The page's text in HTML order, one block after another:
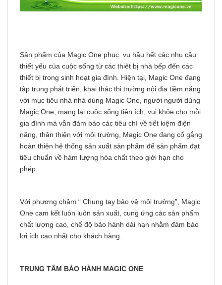
Sản phẩm của Magic One phục vụ hầu hết các nhu cầu
thiết yếu của cuộc sống từ các thiêt bị nhà bếp đến các
thiết bị trong sinh hoạt gia đình. Hiện tại, Magic One đang
tập trung phát triển, khai thác thị trường nội địa tiềm năng
với mục tiêu nhà nhà dùng Magic One, người người dùng
Magic One, mang lại cuộc sống tiện ích, vui khỏe cho mỗi
gia đình mà vẫn đảm bảo các tiêu chí về tiết kiệm điện
năng, thân thiện với môi trường, Magic One đang cố gắng
hoàn thiện hệ thống sản xuất sản phẩm để sản phẩm đạt
tiêu chuẩn về hàm lượng hóa chất theo giới hạn cho
phép.
Với phương châm “ Chung tay bảo vệ môi trường”, Magic
One cam kết luôn luôn sản xuất, cung ứng các sản phẩm
chất lượng cao, chế độ bảo hành dài hạn nhằm đảm bảo
lợi ích cao nhất cho khách hàng.
TRUNG TÂM BẢO HÀNH MAGIC ONE